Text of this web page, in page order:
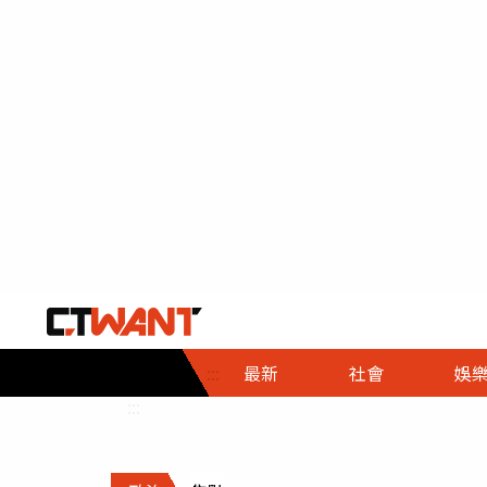
::: 最新 社會
社會首頁
時事
調查
娛樂
娛樂首頁
即時
財經首頁
熱線
政